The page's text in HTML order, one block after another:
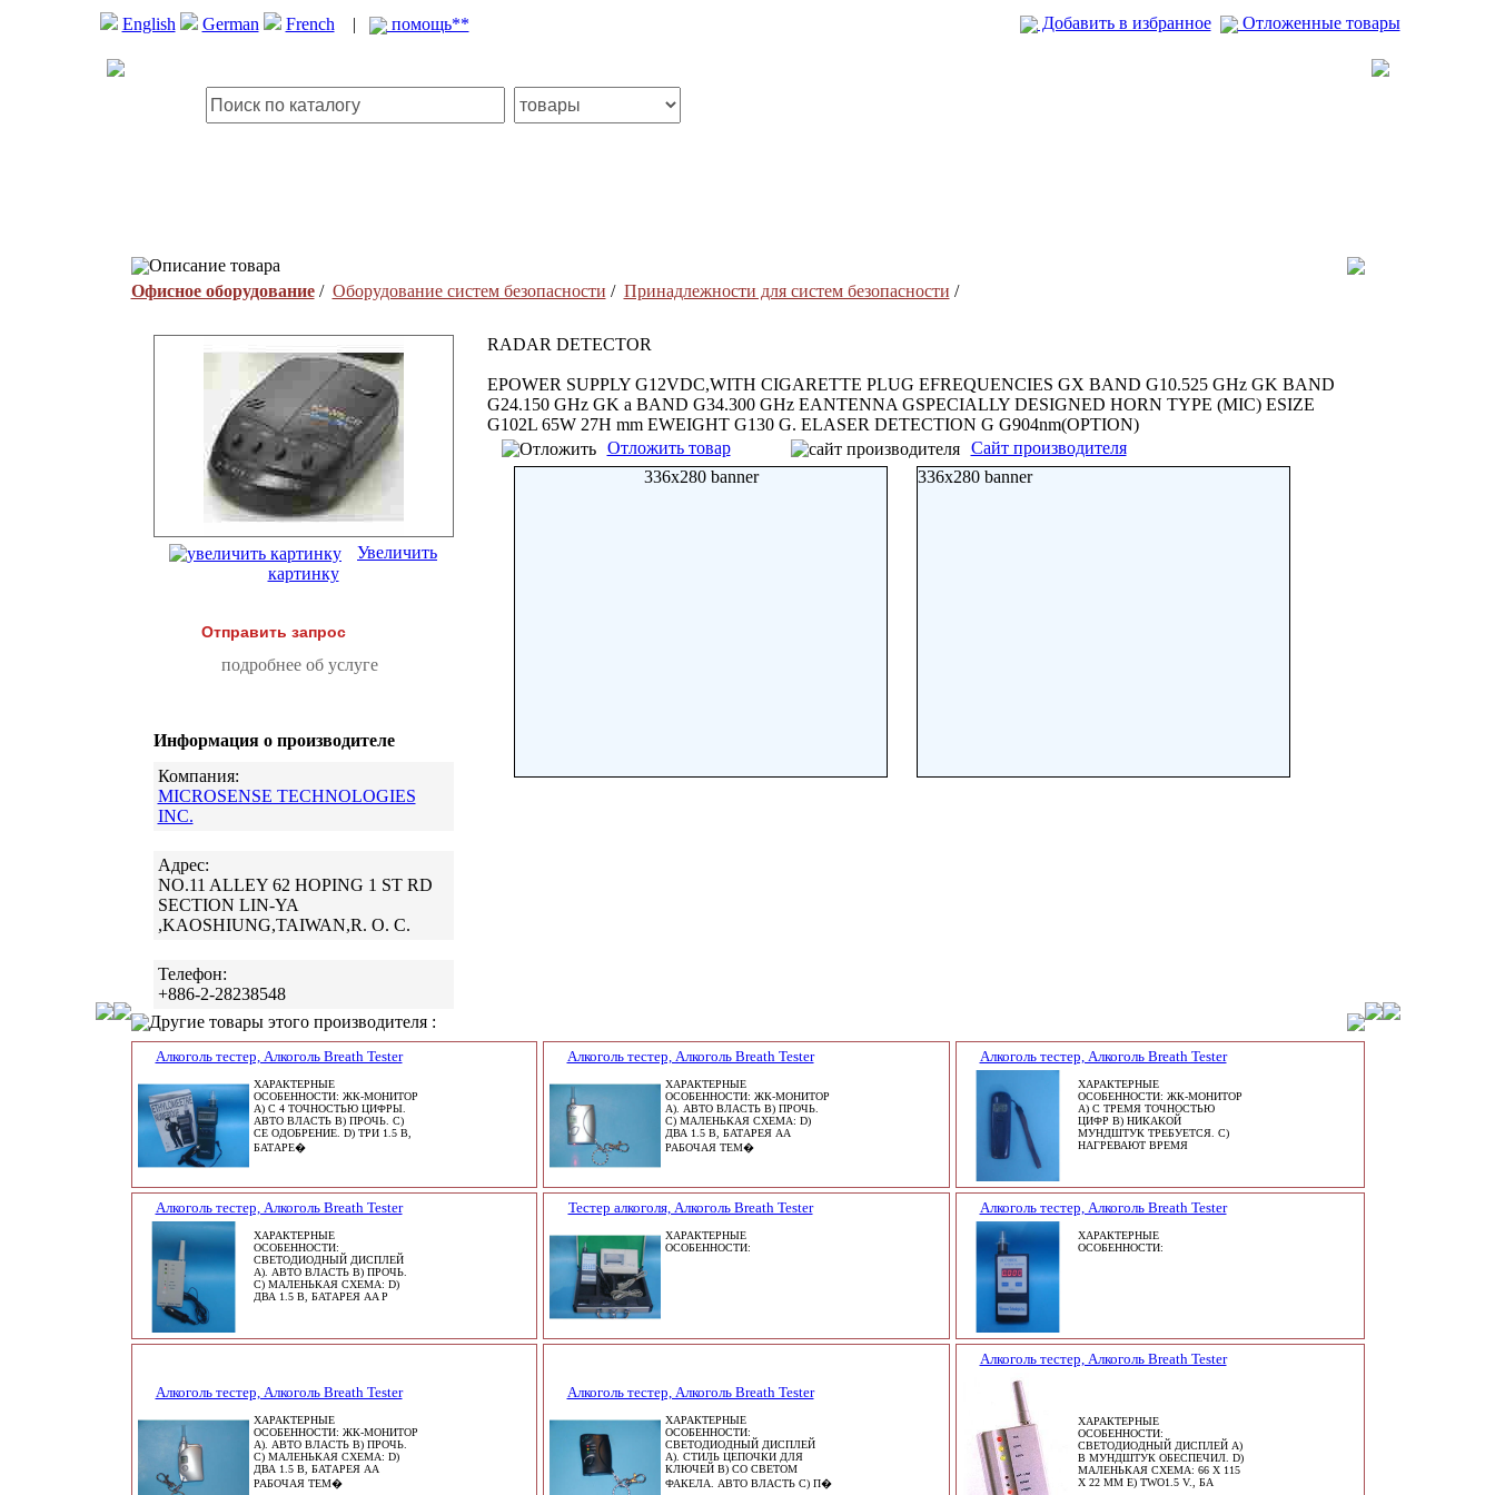
English German French | помощь** Добавить в избранное Отложенные товары
Описание товара
Офисное оборудование/ Оборудование систем безопасности / Принадлежности для систем безопасности /
Увеличить
картинку
Отправить запрос
подробнее об услуге
Информация о производителе
Компания:
MICROSENSE TECHNOLOGIES
INC.
Адрес:
NO.11 ALLEY 62 HOPING 1 ST RD
SECTION LIN-YA
,KAOSHIUNG,TAIWAN,R. O. C.
Телефон:
+886-2-28238548
RADAR DETECTOR
EPOWER SUPPLY G12VDC,WITH CIGARETTE PLUG EFREQUENCIES GX BAND G10.525 GHz GK BAND
G24.150 GHz GK a BAND G34.300 GHz EANTENNA GSPECIALLY DESIGNED HORN TYPE (MIC) ESIZE
G102L 65W 27H mm EWEIGHT G130 G. ELASER DETECTION G G904nm(OPTION)
Отложить товар
Сайт производителя
336x280 banner
336x280 banner
Другие товары этого производителя :
Алкоголь тестер, Алкоголь Breath Tester
ХАРАКТЕРНЫЕ
ОСОБЕННОСТИ: ЖК-МОНИТОР
A) С 4 ТОЧНОСТЬЮ ЦИФРЫ.
АВТО ВЛАСТЬ B) ПРОЧЬ. C)
CE ОДОБРЕНИЕ. D) ТРИ 1.5 В,
БАТАРЕ�
Алкоголь тестер, Алкоголь Breath Tester
ХАРАКТЕРНЫЕ
ОСОБЕННОСТИ: ЖК-МОНИТОР
A). АВТО ВЛАСТЬ B) ПРОЧЬ.
C) МАЛЕНЬКАЯ СХЕМА: D)
ДВА 1.5 В, БАТАРЕЯ AA
РАБОЧАЯ ТЕМ�
Алкоголь тестер, Алкоголь Breath Tester
ХАРАКТЕРНЫЕ
ОСОБЕННОСТИ: ЖК-МОНИТОР
A) С ТРЕМЯ ТОЧНОСТЬЮ
ЦИФР B) НИКАКОЙ
МУНДШТУК ТРЕБУЕТСЯ. C)
НАГРЕВАЮТ ВРЕМЯ
Алкоголь тестер, Алкоголь Breath Tester
ХАРАКТЕРНЫЕ
ОСОБЕННОСТИ:
СВЕТОДИОДНЫЙ ДИСПЛЕЙ
A). АВТО ВЛАСТЬ B) ПРОЧЬ.
C) МАЛЕНЬКАЯ СХЕМА: D)
ДВА 1.5 В, БАТАРЕЯ AA Р
Тестер алкоголя, Алкоголь Breath Tester
ХАРАКТЕРНЫЕ
ОСОБЕННОСТИ:
Алкоголь тестер, Алкоголь Breath Tester
ХАРАКТЕРНЫЕ
ОСОБЕННОСТИ:
Алкоголь тестер, Алкоголь Breath Tester
ХАРАКТЕРНЫЕ
ОСОБЕННОСТИ: ЖК-МОНИТОР
A). АВТО ВЛАСТЬ B) ПРОЧЬ.
C) МАЛЕНЬКАЯ СХЕМА: D)
ДВА 1.5 В, БАТАРЕЯ AA
РАБОЧАЯ ТЕМ�
Алкоголь тестер, Алкоголь Breath Tester
ХАРАКТЕРНЫЕ
ОСОБЕННОСТИ:
СВЕТОДИОДНЫЙ ДИСПЛЕЙ
A). СТИЛЬ ЦЕПОЧКИ ДЛЯ
КЛЮЧЕЙ B) СО СВЕТОМ
ФАКЕЛА. АВТО ВЛАСТЬ C) П�
Алкоголь тестер, Алкоголь Breath Tester
ХАРАКТЕРНЫЕ
ОСОБЕННОСТИ:
СВЕТОДИОДНЫЙ ДИСПЛЕЙ A)
B МУНДШТУК ОБЕСПЕЧИЛ. D)
МАЛЕНЬКАЯ СХЕМА: 66 X 115
X 22 ММ E) TWO1.5 V., БА